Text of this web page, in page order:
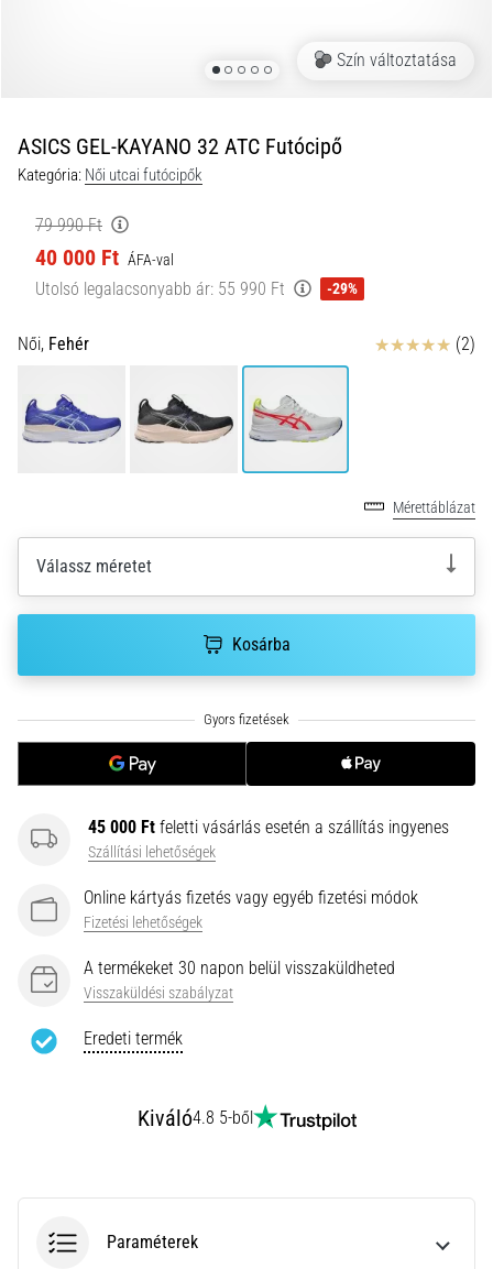
A
gyakorlatban
ingafutás
sebességet,
és
irányváltási
képességet
teszteli.
2026.08.06.
11 perces olvasási idő
Okok,
és
megelőzés
A
más
szalag
szindróma
egy
gyakori
egészségügyi
Minden cikk
Szín változtatása
ASICS GEL-KAYANO 32 ATC Futócipő
Kategória: Női utcai futócipők
79 990 Ft
40 000 Ft ÁFA-val
Utolsó legalacsonyabb ár: 55 990 Ft -29%
Női, Fehér Értékelés (2)
Mérettáblázat
Válassz méretet
Kosárba
45 000 Ft feletti vásárlás esetén a szállítás ingyenes
Szállítási lehetőségek
Online kártyás fizetés vagy egyéb fizetési módok
Fizetési lehetőségek
A termékeket 30 napon belül visszaküldheted
Visszaküldési szabályzat
Eredeti termék
Kiváló4.8 5-ből
Paraméterek